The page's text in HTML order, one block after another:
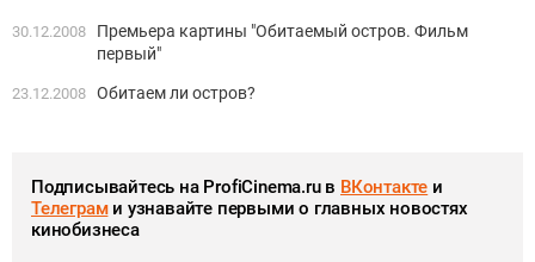
30.12.2008
Премьера картины "Обитаемый остров. Фильм
первый"
23.12.2008 Обитаем ли остров?
Подписывайтесь на ProfiCinema.ru в ВКонтакте и
Телеграми узнавайте первыми о главных новостях
кинобизнеса